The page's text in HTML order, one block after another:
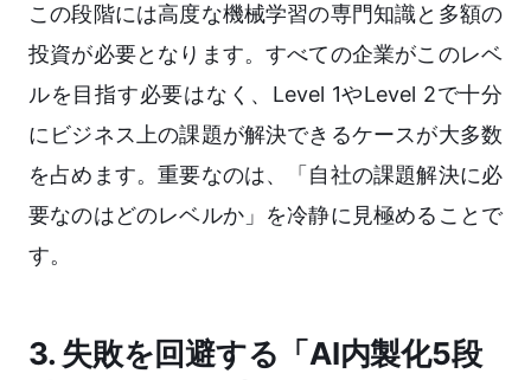
この段階には高度な機械学習の専門知識と多額の
投資が必要となります。すべての企業がこのレベ
ルを目指す必要はなく、Level 1やLevel 2で十分
にビジネス上の課題が解決できるケースが大多数
を占めます。重要なのは、「自社の課題解決に必
要なのはどのレベルか」を冷静に見極めることで
す。
3. 失敗を回避する「AI内製化5段